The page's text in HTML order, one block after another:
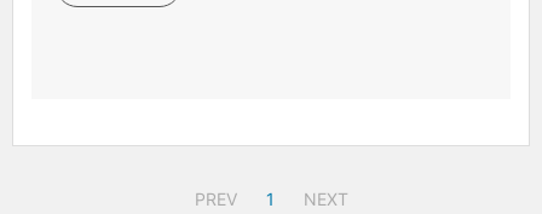
PREV 1 NEXT